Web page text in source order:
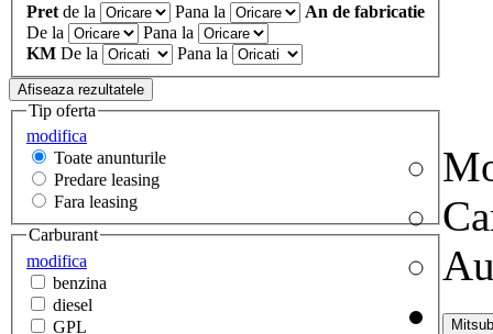
Pret de la Pana la
An de fabricatie
De la
Pana la
KM De la Pana la
modifica
Tip oferta
Toate anunturile
Predare leasing
Fara leasing
modifica
Carburant
benzina
diesel
GPL